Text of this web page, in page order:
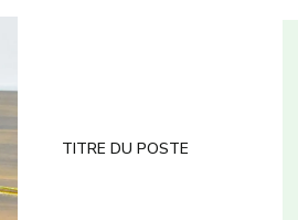
TITRE DU POSTE